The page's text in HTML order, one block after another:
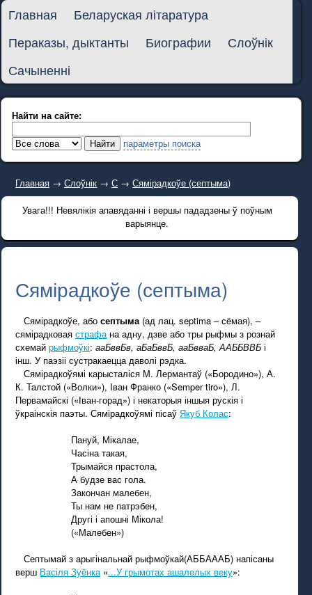
Главная
Беларуская літаратура
Пераказы, дыктанты
Биографии
Слоўнік
Сачыненні
Найти на сайте:
параметры поиска
Главная →Слоўнік →С →Сямірадкоўе (септыма)
Увага!!! Невялікія апавяданні і вершы пададзены ў поўным
варыянце.
Сямірадкоўе (септыма)
Сямірадкоўе, абосептыма(ад лац. septima – сёмая), –
сямірадковаястрафана адну, дзве або тры рыфмы з рознай
схемайрыфмоўкі:ааБввБв, аБаБввБ, ааБвваБ, ААББВВБ і
інш. У паэзіі сустракаецца даволі рэдка.
Сямірадкоўямі карысталіся М. Лермантаў («Бородино»), А.
К. Талстой («Волки»), Iван Франко («Semper tiro»), Л.
Первамайскі («Іван-горад») і некаторыя іншыя рускія і
ўкраінскія паэты. Сямірадкоўямі пісаўЯкуб Колас:
Пануй, Мікалае,
Часіна такая,
Трымайся прастола,
А будзе вас гола.
Закончан малебен,
Ты нам не патрэбен,
Другі і апошні Мікола!
(«Малебен»)
Септымай з арыгінальнай рыфмоўкай(АББАААБ) напісаны
верш Васіля Зуёнка«...У грымотах ашалелых веку»: